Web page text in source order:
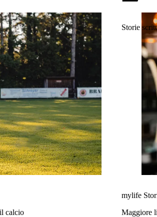
calcio
Storie
mylife
Maggiore